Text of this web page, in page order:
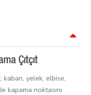
Çıtçıt
kaban, yelek, elbise,
kapama noktasını